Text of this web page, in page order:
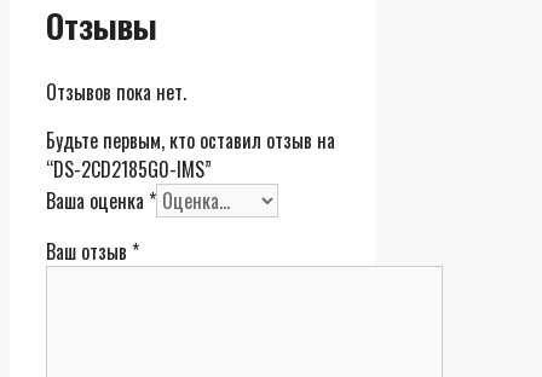
Отзывы
Отзывов пока нет.
Будьте первым, кто оставил отзыв на
“DS-2CD2185G0-IMS”
Ваша оценка *
Ваш отзыв *